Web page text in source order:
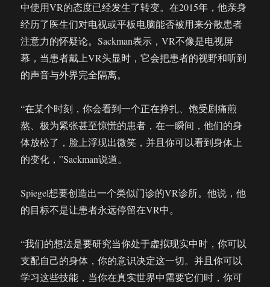
中使用VR的态度已经发生了转变。在2015年，他亲身
经历了医生们对电视或平板电脑能否被用来分散患者
注意力的怀疑论。Sackman表示，VR不像是电视屏
幕，当患者戴上VR头显时，它会把患者的视野和听到
的声音与外界完全隔离。
“在某个时刻，你会看到一个正在挣扎、饱受剧痛煎
熬、极为紧张甚至惊慌的患者，在一瞬间，他们的身
体放松了，脸上浮现出微笑，并且你可以看到身体上
的变化，”Sackman说道。
Spiegel想要创造出一个类似门诊的VR诊所。他说，他
的目标不是让患者永远停留在VR中。
“我们的想法是要研究当你处于虚拟现实中时，你可以
支配自己的身体，你的意识决定这一切。并且你可以
学习这些技能，当你在真实世界中需要它们时，你可